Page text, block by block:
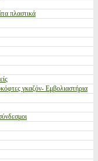
πλαστικά
γκαζόν- Εμβολιαστήρια